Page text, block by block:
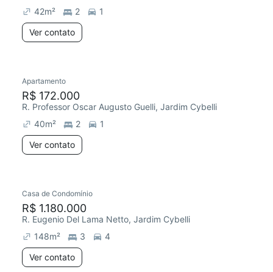
42m² 2
1
Ver contato
Redecorar
Apartamento
R$ 172.000
R. Professor Oscar Augusto Guelli, Jardim Cybelli
40m² 2
1
Ver contato
Redecorar
Casa de Condomínio
R$ 1.180.000
R. Eugenio Del Lama Netto, Jardim Cybelli
148m² 3
4
Ver contato